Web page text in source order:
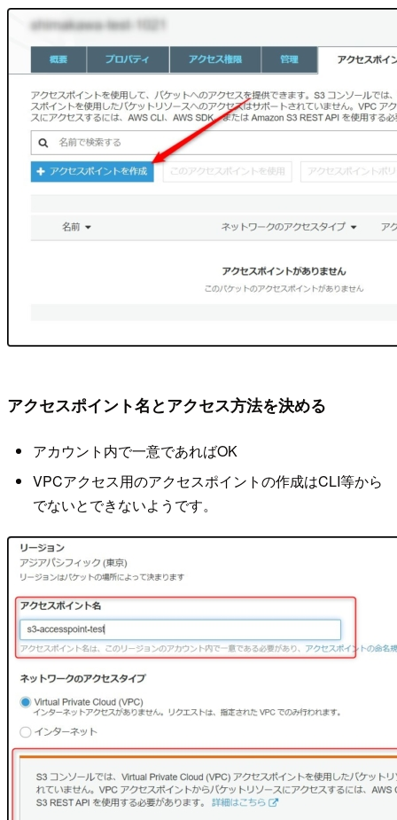
アクセスポイント名とアクセス方法を決める
アカウント内で一意であればOK
VPCアクセス用のアクセスポイントの作成はCLI等から
でないとできないようです。